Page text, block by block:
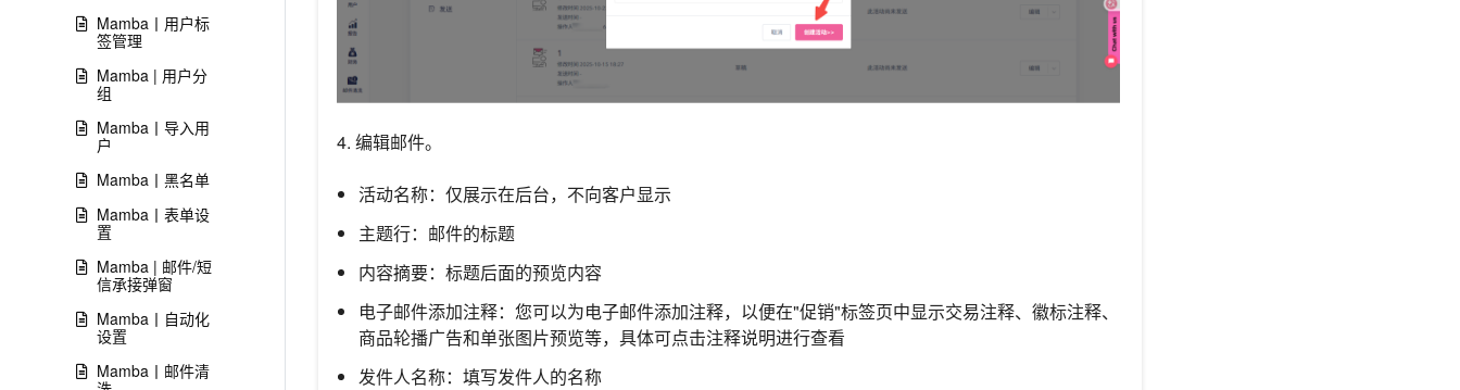
Mamba丨用户标
签管理
Mamba | 用户分
组
Mamba丨导入用
户
Mamba丨黑名单
Mamba丨表单设
置
Mamba | 邮件/短
信承接弹窗
Mamba丨自动化
设置
Mamba丨邮件清
4. 编辑邮件。
活动名称：仅展示在后台，不向客户显示
主题行：邮件的标题
内容摘要：标题后面的预览内容
电子邮件添加注释：您可以为电子邮件添加注释，以便在"促销"标签页中显示交易注释、徽标注释、
商品轮播广告和单张图片预览等，具体可点击注释说明进行查看
发件人名称：填写发件人的名称